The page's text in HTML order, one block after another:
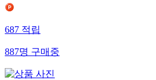
687 적립
887명 구매중